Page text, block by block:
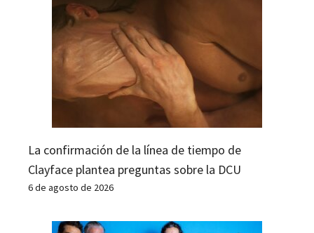
La confirmación de la línea de tiempo de
Clayface plantea preguntas sobre la DCU
6 de agosto de 2026